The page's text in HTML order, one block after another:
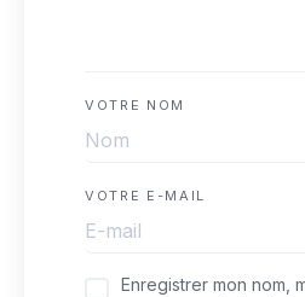
VOTRE NOM
VOTRE E-MAIL
Enregistrer mon nom,